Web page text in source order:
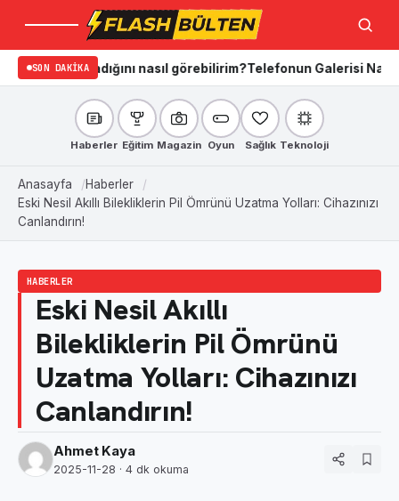
Menü Ara
SON DAKIKAnasıl görebilirim? Telefonun Galerisi Nasıl Temizlenir?
Haberler Eğitim Magazin Oyun Sağlık Teknoloji
Anasayfa
Haberler
Eski Nesil Akıllı Bilekliklerin Pil Ömrünü Uzatma Yolları: Cihazınızı
Canlandırın!
HABERLER
Eski Nesil Akıllı
Bilekliklerin Pil Ömrünü
Uzatma Yolları: Cihazınızı
Canlandırın!
Ahmet Kaya
2025-11-28 · 4 dk okuma